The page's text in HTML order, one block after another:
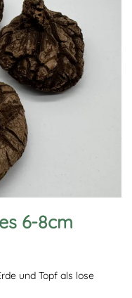
6-8cm
und Topf als lose